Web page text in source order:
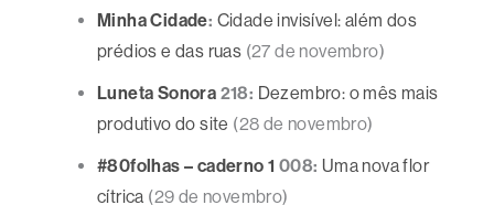
Minha Cidade: Cidade invisível: além dos
prédios e das ruas (27 de novembro)
Luneta Sonora 218: Dezembro: o mês mais
produtivo do site (28 de novembro)
#80folhas – caderno 1 008: Uma nova flor
cítrica (29 de novembro)